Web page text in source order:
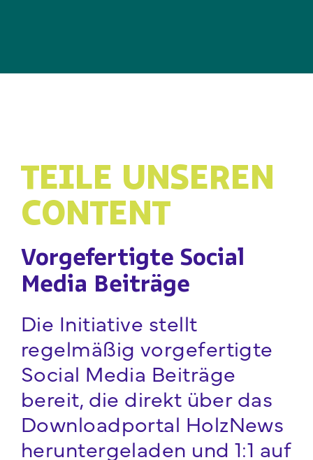
TEILE UNSEREN
CONTENT
Vorgefertigte Social
Media Beiträge
Die Initiative stellt
regelmäßig vorgefertigte
Social Media Beiträge
bereit, die direkt über das
Downloadportal HolzNews
heruntergeladen und 1:1 auf